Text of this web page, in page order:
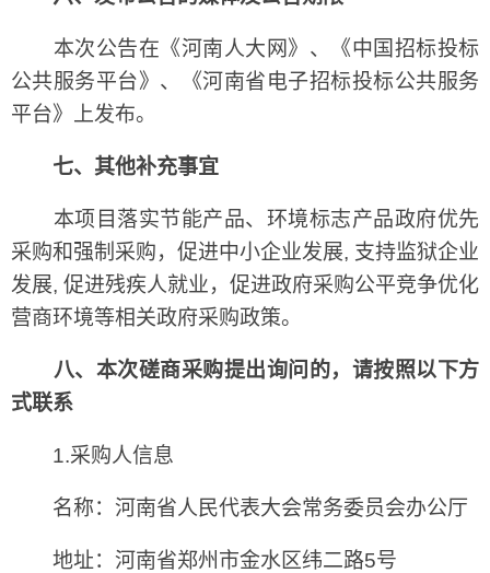
本次公告在《河南人大网》、《中国招标投标
公共服务平台》、《河南省电子招标投标公共服务
平台》上发布。
七、其他补充事宜
本项目落实节能产品、环境标志产品政府优先
采购和强制采购，促进中小企业发展, 支持监狱企业
发展, 促进残疾人就业，促进政府采购公平竞争优化
营商环境等相关政府采购政策。
八、本次磋商采购提出询问的，请按照以下方
式联系
1.采购人信息
名称：河南省人民代表大会常务委员会办公厅
地址：河南省郑州市金水区纬二路5号